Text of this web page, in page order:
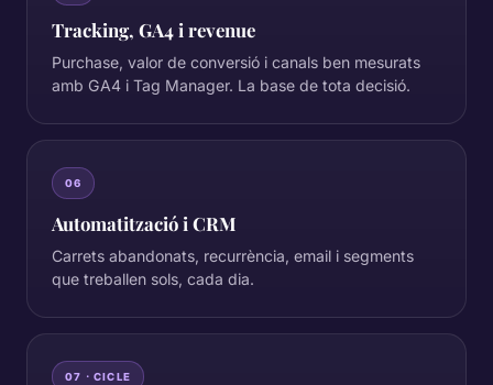
Tracking, GA4 i revenue
Purchase, valor de conversió i canals ben mesurats
amb GA4 i Tag Manager. La base de tota decisió.
06
Automatització i CRM
Carrets abandonats, recurrència, email i segments
que treballen sols, cada dia.
07 · CICLE